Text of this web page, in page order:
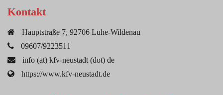
Kontakt
Hauptstraße 7, 92706 Luhe-Wildenau
09607/9223511
info (at) kfv-neustadt (dot) de
https://www.kfv-neustadt.de